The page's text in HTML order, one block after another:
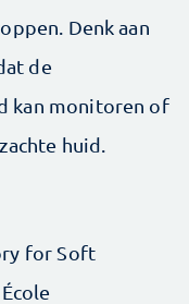
Denk aan
de
kan monitoren of
huid.
for Soft